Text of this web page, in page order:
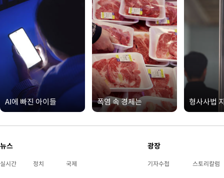
AI에 빠진 아이들 폭염 속 경제는 형사사법
뉴스
실시간 정치 국제
광장
기자수첩 스토리칼럼